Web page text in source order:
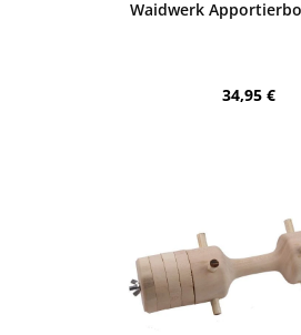
Waidwerk
Regulärer
34,95 €